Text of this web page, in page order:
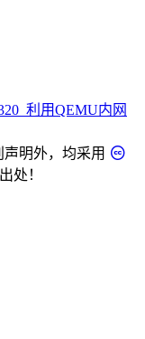
利用QEMU内网
明外，均采用
处！